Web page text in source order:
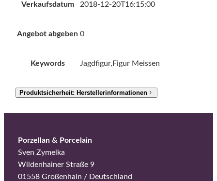
Verkaufsdatum 2018-12-20T16:15:00
Angebot abgeben 0
Keywords Jagdfigur,Figur Meissen
Produktsicherheit: Herstellerinformationen
Porzellan & Porcelain
Sven Zymelka
Wildenhainer Straße 9
01558 Großenhain / Deutschland